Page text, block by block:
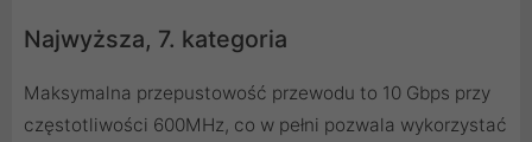
Najwyższa, 7. kategoria
Maksymalna przepustowość przewodu to 10 Gbps przy
częstotliwości 600MHz, co w pełni pozwala wykorzystać